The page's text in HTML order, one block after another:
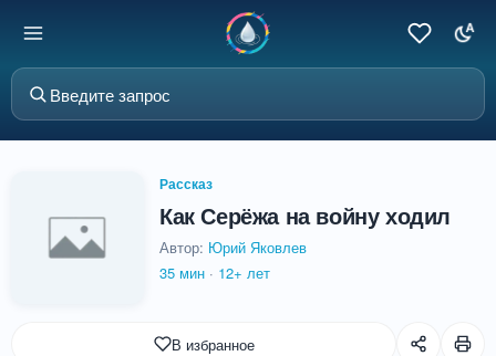
Рассказ
Как Серёжа на войну ходил
Автор: Юрий Яковлев
35 мин · 12+ лет
В избранное